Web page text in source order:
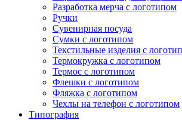
Разработка мерча с логотипом
Ручки
Сувенирная посуда
Сумки с логотипом
Текстильные изделия с
Термокружка с логотипом
Термос с логотипом
Флешки с логотипом
Фляжка с логотипом
Чехлы на телефон с логотипом
Типография